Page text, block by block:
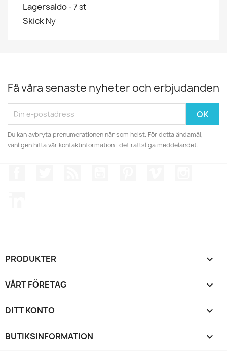
Lagersaldo -7 st
SkickNy
Få våra senaste nyheter och erbjudanden
Du kan avbryta prenumerationen när som helst. För detta ändamål,
vänligen hitta vår kontaktinformation i det rättsliga meddelandet.
PRODUKTER 
VÅRT FÖRETAG 
DITT KONTO 
BUTIKSINFORMATION keyboard_arrow_down